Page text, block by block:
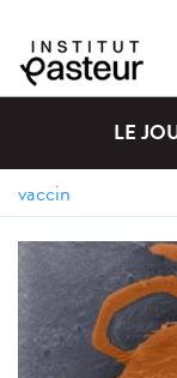
LE